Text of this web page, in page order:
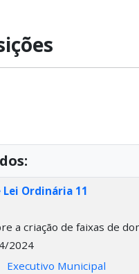
Ordinária 11
a criação de faixas de
2024
Executivo Municipal